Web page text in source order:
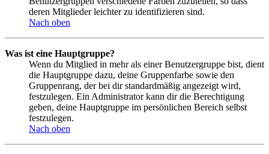
deren Mitglieder leichter zu identifizieren sind.
Nach oben
Was ist eine Hauptgruppe?
Wenn du Mitglied in mehr als einer Benutzergruppe bist, dient
die Hauptgruppe dazu, deine Gruppenfarbe sowie den
Gruppenrang, der bei dir standardmäßig angezeigt wird,
festzulegen. Ein Administrator kann dir die Berechtigung
geben, deine Hauptgruppe im persönlichen Bereich selbst
festzulegen.
Nach oben